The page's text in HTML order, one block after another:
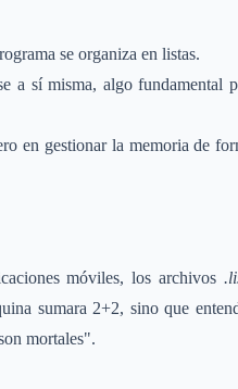
se organiza en listas.
a sí misma, algo fundamental
en gestionar la memoria de
móviles, los archivos
sumara 2+2, sino que
mortales".